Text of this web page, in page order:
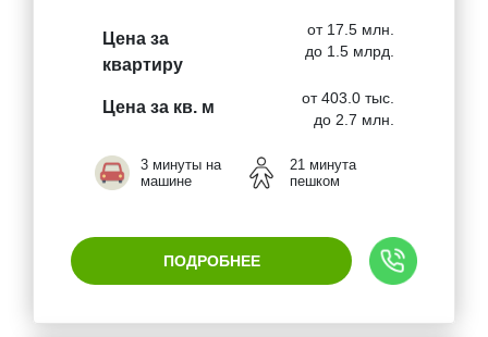
Цена за
квартиру
от 17.5 млн.
до 1.5 млрд.
Цена за кв. м
от 403.0 тыс.
до 2.7 млн.
3 минуты на
машине
21 минута
пешком
ПОДРОБНЕЕ